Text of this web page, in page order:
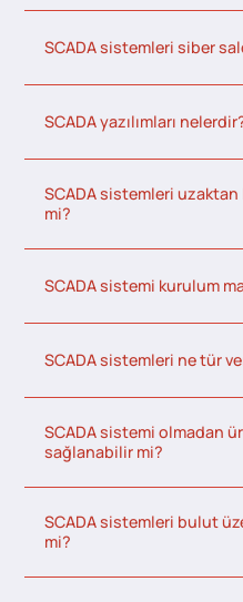
SCADA sistemleri siber
SCADA yazılımları
SCADA sistemleri
mi?
SCADA sistemi kurulum
SCADA sistemleri ne tür
SCADA sistemi olmadan
sağlanabilir mi?
SCADA sistemleri bulut
mi?